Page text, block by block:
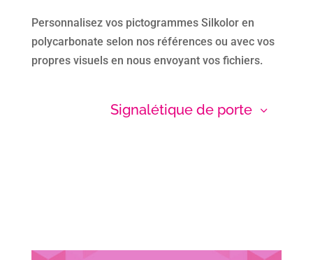
Personnalisez vos pictogrammes Silkolor en
polycarbonate selon nos références ou avec vos
propres visuels en nous envoyant vos fichiers.
Signalétique de porte